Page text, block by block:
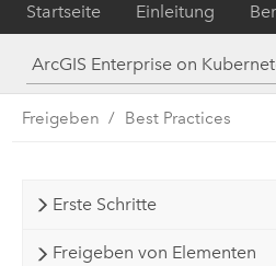
Startseite Einleitung
Freigeben Best Practices
Erste Schritte
Freigeben von Elementen